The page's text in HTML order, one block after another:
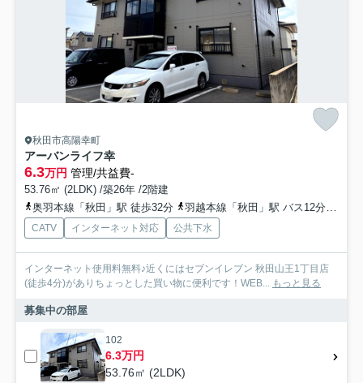
秋田市高陽幸町
アーバンライフ幸
6.3万円 管理/共益費-
53.76㎡ (2LDK) /築26年 /2階建
奥羽本線「秋田」駅 徒歩32分
羽越本線「秋田」駅 バス12分 秋田中央交通「高陽幸町」 停歩2分
CATV インターネット対応 公共下水
インターネット使用料無料♪近くにはセブンイレブン 秋田山王1丁目店
(徒歩4分)がありちょっとした買い物に便利です！WEB...
もっと見る
募集中の部屋
102
6.3万円
53.76㎡ (2LDK)